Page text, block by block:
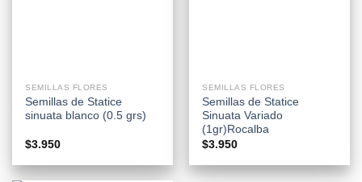
SEMILLAS FLORES
Semillas de Statice
sinuata blanco (0.5 grs)
$3.950
SEMILLAS FLORES
Semillas de Statice
Sinuata Variado
(1gr)Rocalba
$3.950